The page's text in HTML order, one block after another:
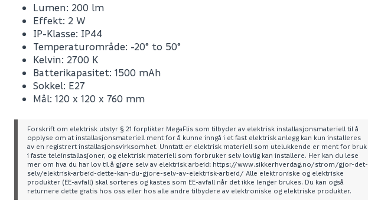
Lumen: 200 lm
Effekt: 2 W
IP-Klasse: IP44
Temperaturområde: -20° to 50°
Kelvin: 2700 K
Batterikapasitet: 1500 mAh
Sokkel: E27
Mål: 120 x 120 x 760 mm
Forskrift om elektrisk utstyr § 21 forplikter MegaFlis som tilbyder av elektrisk installasjonsmateriell til å
opplyse om at installasjonsmateriell ment for å kunne inngå i et fast elektrisk anlegg kan kun installeres
av en registrert installasjonsvirksomhet. Unntatt er elektrisk materiell som utelukkende er ment for bruk
i faste teleinstallasjoner, og elektrisk materiell som forbruker selv lovlig kan installere. Her kan du lese
mer om hva du har lov til å gjøre selv av elektrisk arbeid: https://www.sikkerhverdag.no/strom/gjor-det-
selv/elektrisk-arbeid-dette-kan-du-gjore-selv-av-elektrisk-arbeid/ Alle elektroniske og elektriske
produkter (EE-avfall) skal sorteres og kastes som EE-avfall når det ikke lenger brukes. Du kan også
returnere dette gratis hos oss eller hos alle andre tilbydere av elektroniske og elektriske produkter.
Leverandørens varenummer 6988802012
Nobb No
Vekt pr. stk / m2 (i kg)